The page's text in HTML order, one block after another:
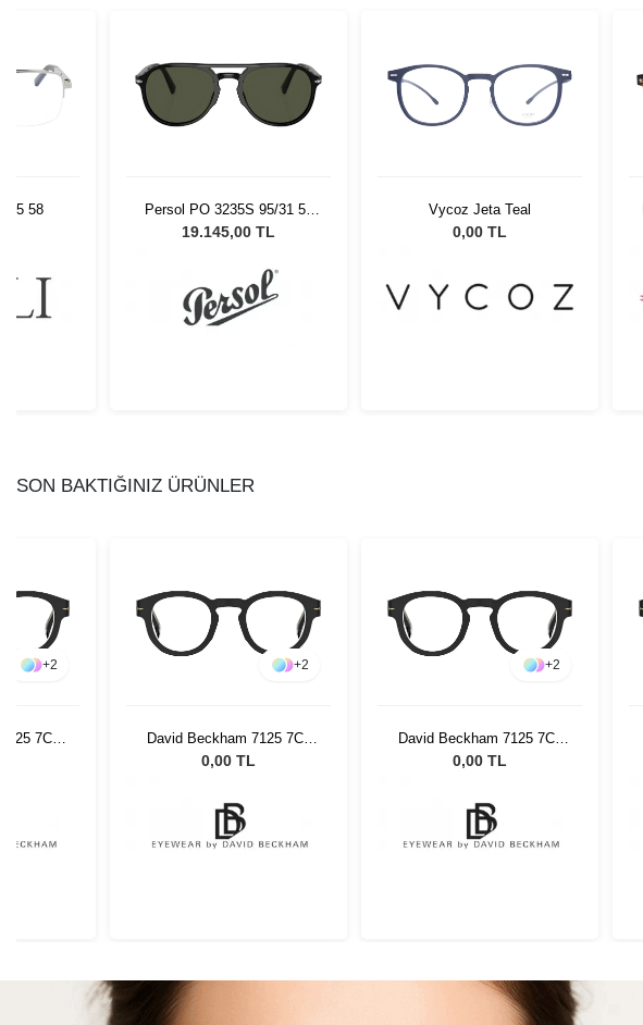
05 58
Persol PO 3235S 95/31 55
Unisex Güneş Gözlüğü
19.145,00 TL
Vycoz Jeta Teal
0,00 TL
SON BAKTIĞINIZ ÜRÜNLER
+2
7C5
+2
David Beckham 7125 7C5
4725 77240
0,00 TL
+2
David Beckham 7125 7C5
4725 77240
0,00 TL